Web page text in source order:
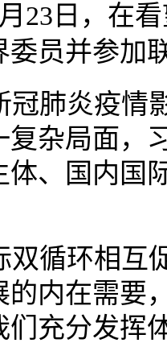
23日，在
委员并参加
冠肺炎疫情
复杂局面，
体、国内国
双循环相互
的内在需要
们充分发挥